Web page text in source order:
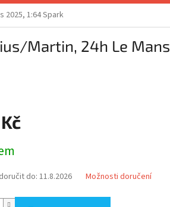
2025, 1:64 Spark
Martin, 24h Le Mans
do: 11.8.2026 Možnosti doručení